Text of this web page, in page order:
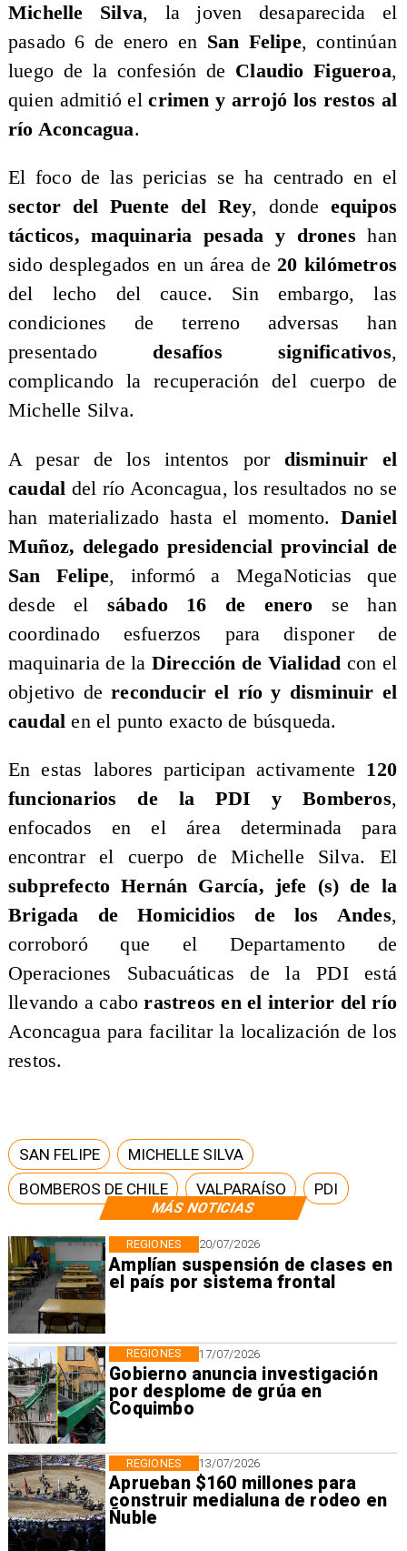
MÁS NOTICIAS
20/07/2026
Amplían suspensión de clases en
el país por sistema frontal
REGIONES
17/07/2026
Gobierno anuncia investigación
por desplome de grúa en
Coquimbo
REGIONES
13/07/2026
Aprueban $160 millones para
construir medialuna de rodeo en
Ñuble
REGIONES
Michelle Silva, la joven desaparecida el
pasado 6 de enero en San Felipe, continúan
luego de la confesión de Claudio Figueroa,
quien admitió elcrimen y arrojó los restos al
río Aconcagua.
​El foco de las pericias se ha centrado en el
sector del Puente del Rey, donde equipos
tácticos, maquinaria pesada y drones han
sido desplegados en un área de 20 kilómetros
del lecho del cauce. Sin embargo, las
condiciones de terreno adversas han
presentado desafíos significativos,
complicando la recuperación del cuerpo de
Michelle Silva.
​A pesar de los intentos por disminuir el
caudal del río Aconcagua, los resultados no se
han materializado hasta el momento. Daniel
Muñoz, delegado presidencial provincial de
San Felipe, informó a MegaNoticias que
desde el sábado 16 de enero se han
coordinado esfuerzos para disponer de
maquinaria de la Dirección de Vialidad con el
objetivo dereconducir el río y disminuir el
caudalen el punto exacto de búsqueda.
​En estas labores participan activamente 120
funcionarios de la PDI y Bomberos,
enfocados en el área determinada para
encontrar el cuerpo de Michelle Silva. El
subprefecto Hernán García, jefe (s) de la
Brigada de Homicidios de los Andes,
corroboró que el Departamento de
Operaciones Subacuáticas de la PDI está
llevando a cabo rastreos en el interior del río
Aconcagua para facilitar la localización de los
restos.
SAN FELIPE
MICHELLE SILVA
BOMBEROS DE CHILE
VALPARAÍSO PDI